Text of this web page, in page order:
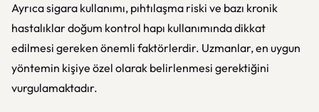
Ayrıca sigara kullanımı, pıhtılaşma riski ve bazı kronik
hastalıklar doğum kontrol hapı kullanımında dikkat
edilmesi gereken önemli faktörlerdir. Uzmanlar, en uygun
yöntemin kişiye özel olarak belirlenmesi gerektiğini
vurgulamaktadır.